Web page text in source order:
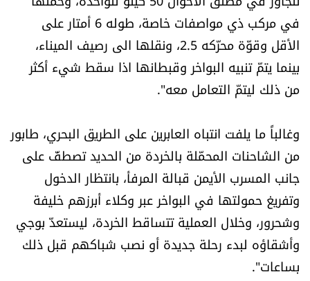
في مركب ذي مواصفات خاصة، طوله 6 أمتار على
الأقل وقوّة محرّكه 2.5، ونقلها الى رصيف الميناء،
بينما يتمّ تنبيه البواخر وقبطانها اذا سقط شيء أكثر
من ذلك ليتمّ التعامل معه".
وغالباً ما يلفت انتباه العابرين على الطريق البحري، طابور
من الشاحنات المحمّلة بالخردة من الحديد تصطفّ على
جانب المسرب الأيمن قبالة المرفأ، بانتظار الدخول
وتفريغ حمولتها في البواخر عبر وكلاء أبرزهم خليفة
وشحرور، وخلال العملية تتساقط الخردة، ليستعدّ بوجي
وأشقاؤه لبدء رحلة جديدة أو نصب شباكهم قبل ذلك
بساعات".